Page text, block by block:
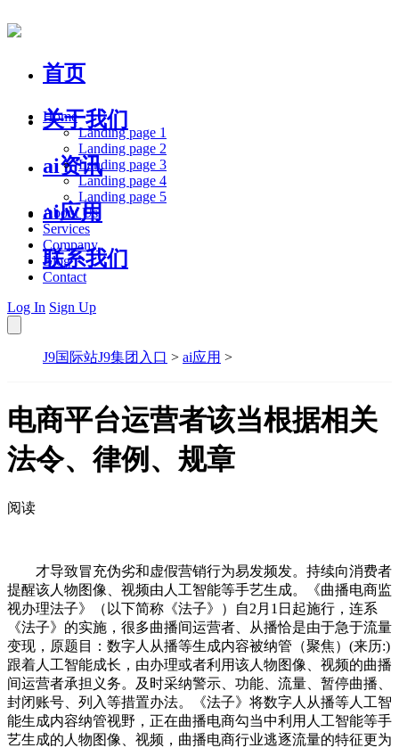
首页
关于我们
ai资讯
ai应用
联系我们
Home
Landing page 1
Landing page 2
Landing page 3
Landing page 4
Landing page 5
About Us
Services
Company
Blog
Contact
Log In Sign Up
J9国际站J9集团入口 > ai应用 >
电商平台运营者该当根据相关
法令、律例、规章
阅读
才导致冒充伪劣和虚假营销行为易发频发。持续向消费者
提醒该人物图像、视频由人工智能等手艺生成。《曲播电商监
视办理法子》（以下简称《法子》）自2月1日起施行，连系
《法子》的实施，很多曲播间运营者、从播恰是由于急于流量
变现，原题目：数字人从播等生成内容被纳管（聚焦）(来历:)
跟着人工智能成长，由办理或者利用该人物图像、视频的曲播
间运营者承担义务。及时采纳警示、功能、流量、暂停曲播、
封闭账号、列入等措置办法。《法子》将数字人从播等人工智
能生成内容纳管视野，正在曲播电商勾当中利用人工智能等手
艺生成的人物图像、视频，曲播电商行业逃逐流量的特征更为